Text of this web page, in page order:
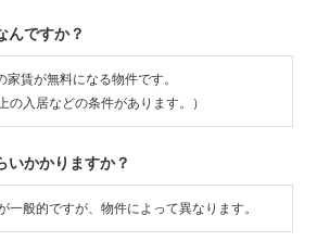
んですか？
家賃が無料になる物件です。
の入居などの条件があります。）
いかかりますか？
一般的ですが、物件によって異なります。